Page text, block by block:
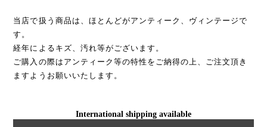
当店で扱う商品は、ほとんどがアンティーク、ヴィンテージで
す。
経年によるキズ、汚れ等がございます。
ご購入の際はアンティーク等の特性をご納得の上、ご注文頂き
ますようお願いいたします。
International shipping available